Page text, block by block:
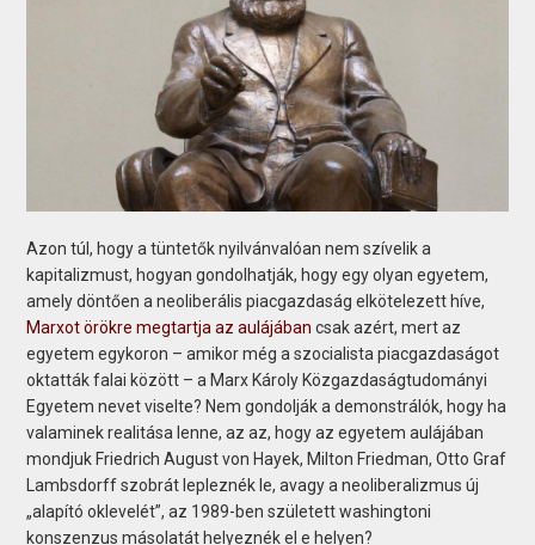
Azon túl, hogy a tüntetők nyilvánvalóan nem szívelik a
kapitalizmust, hogyan gondolhatják, hogy egy olyan egyetem,
amely döntően a neoliberális piacgazdaság elkötelezett híve,
Marxot örökre megtartja az aulájában csak azért, mert az
egyetem egykoron – amikor még a szocialista piacgazdaságot
oktatták falai között – a Marx Károly Közgazdaságtudományi
Egyetem nevet viselte? Nem gondolják a demonstrálók, hogy ha
valaminek realitása lenne, az az, hogy az egyetem aulájában
mondjuk Friedrich August von Hayek, Milton Friedman, Otto Graf
Lambsdorff szobrát lepleznék le, avagy a neoliberalizmus új
„alapító oklevelét”, az 1989-ben született washingtoni
konszenzus másolatát helyeznék el e helyen?